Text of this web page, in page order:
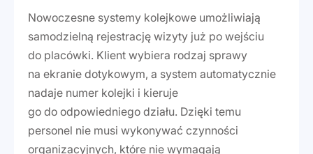
Nowoczesne systemy kolejkowe umożliwiają
samodzielną rejestrację wizyty już po wejściu
do placówki. Klient wybiera rodzaj sprawy
na ekranie dotykowym, a system automatycznie
nadaje numer kolejki i kieruje
go do odpowiedniego działu. Dzięki temu
personel nie musi wykonywać czynności
organizacyjnych, które nie wymagają